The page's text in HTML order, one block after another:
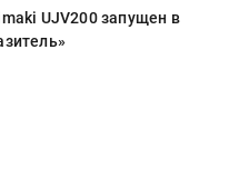
UJV200 запущен в